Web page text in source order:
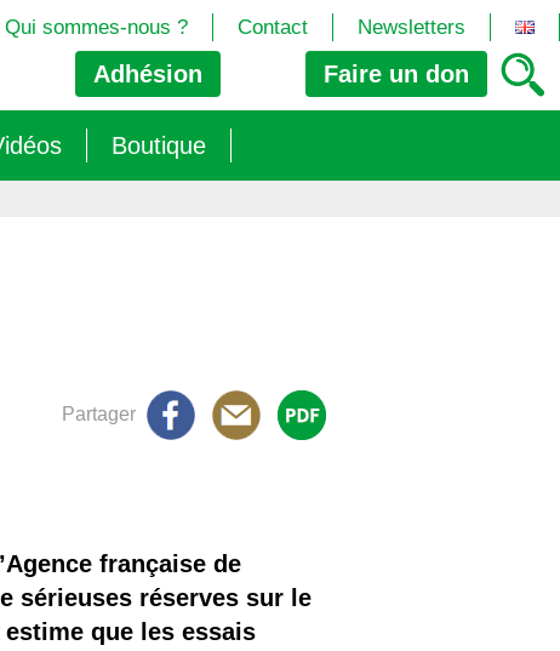
Adhésion Faire un don
Qui sommes-nous ? Contact Newsletters
(2023/26)
Boutique
Partager
française de
sérieuses réserves sur le
estime que les essais